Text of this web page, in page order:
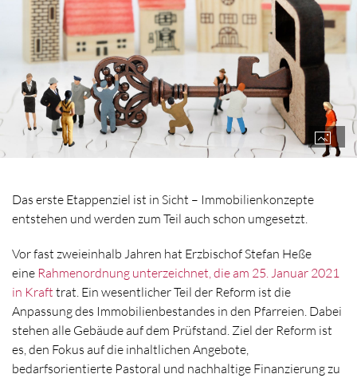
Das erste Etappenziel ist in Sicht – Immobilienkonzepte
entstehen und werden zum Teil auch schon umgesetzt.
Vor fast zweieinhalb Jahren hat Erzbischof Stefan Heße
eine Rahmenordnung unterzeichnet, die am 25. Januar 2021
in Kraft trat. Ein wesentlicher Teil der Reform ist die
Anpassung des Immobilienbestandes in den Pfarreien. Dabei
stehen alle Gebäude auf dem Prüfstand. Ziel der Reform ist
es, den Fokus auf die inhaltlichen Angebote,
bedarfsorientierte Pastoral und nachhaltige Finanzierung zu